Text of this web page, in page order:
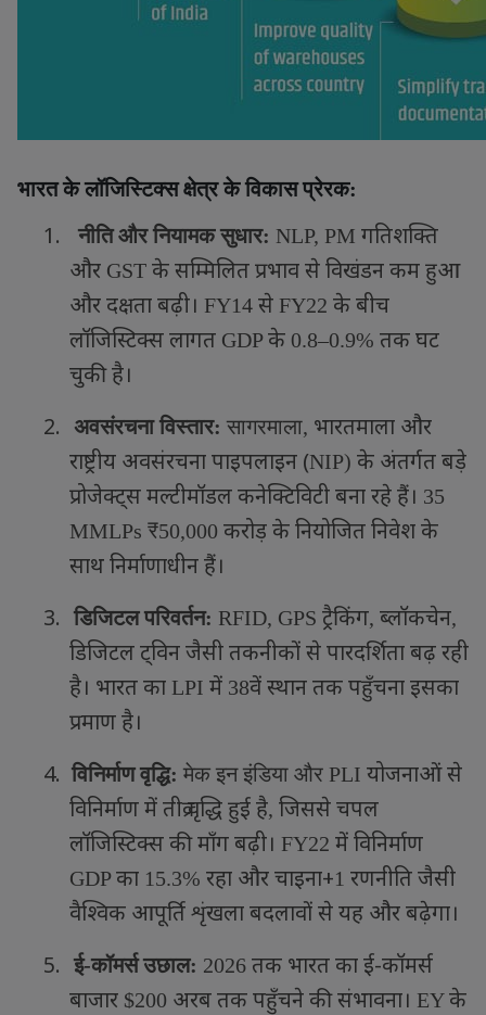
भारत के लॉजिस्टिक्स क्षेत्र के विकास प्रेरक:
1. नीति और नियामक सुधार: NLP, PM गतिशक्ति
और GST के सम्मिलित प्रभाव से विखंडन कम हुआ
और दक्षता बढ़ी। FY14 से FY22 के बीच
लॉजिस्टिक्स लागत GDPके 0.8–0.9% तक घट
चुकी है।
2.
अवसंरचना विस्तार: सागरमाला, भारतमाला और
राष्ट्रीय अवसंरचना पाइपलाइन (NIP) के अंतर्गत बड़े
प्रोजेक्ट्स मल्टीमॉडल कनेक्टिविटी बना रहे हैं। 35
MMLPs ₹50,000 करोड़ के नियोजित निवेश के
साथ निर्माणाधीन हैं।
3.
डिजिटल परिवर्तन: RFID, GPS ट्रैकिंग, ब्लॉकचेन,
डिजिटल ट्विन जैसी तकनीकों से पारदर्शिता बढ़ रही
है। भारत का LPI में 38वें स्थान तक पहुँचना इसका
प्रमाण है।
4. विनिर्माण वृद्धि: मेक इन इंडिया और PLI योजनाओं से
विनिर्माण में तीव्र वृद्धि हुई है, जिससे चपल
लॉजिस्टिक्स की माँग बढ़ी। FY22 में विनिर्माण
GDPका 15.3% रहा और चाइना+1 रणनीति जैसी
वैश्विक आपूर्ति शृंखला बदलावों से यह और बढ़ेगा।
5.
ई-कॉमर्स उछाल: 2026 तक भारत का ई-कॉमर्स
बाजार $200 अरब तक पहुँचने की संभावना। EYके